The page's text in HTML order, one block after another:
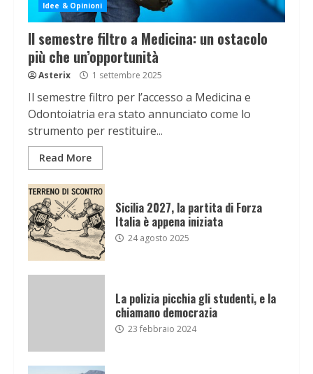
Idee & Opinioni
Il semestre filtro a Medicina: un ostacolo
più che un’opportunità
Asterix 1 settembre 2025
Il semestre filtro per l’accesso a Medicina e
Odontoiatria era stato annunciato come lo
strumento per restituire...
Read More
Sicilia 2027, la partita di Forza
Italia è appena iniziata
24 agosto 2025
La polizia picchia gli studenti, e la
chiamano democrazia
23 febbraio 2024